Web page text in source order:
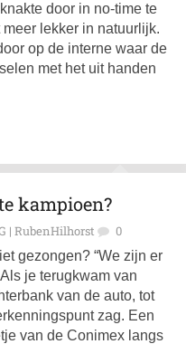
door in no-time te
lekker in natuurlijk.
op de interne waar de
met het uit handen
kampioen?
| RubenHilhorst 0
gezongen? “We zijn er
je terugkwam van
van de auto, tot
zag. Een
van de Conimex langs